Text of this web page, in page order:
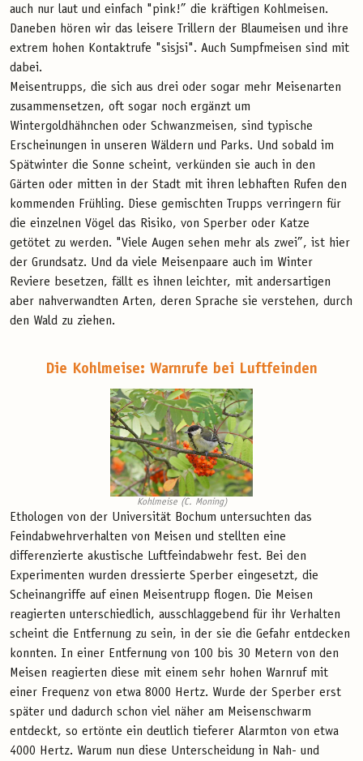
auch nur laut und einfach "pink!” die kräftigen Kohlmeisen.
Daneben hören wir das leisere Trillern der Blaumeisen und ihre
extrem hohen Kontaktrufe "sisjsi". Auch Sumpfmeisen sind mit
dabei.
Meisentrupps, die sich aus drei oder sogar mehr Meisenarten
zusammensetzen, oft sogar noch ergänzt um
Wintergoldhähnchen oder Schwanzmeisen, sind typische
Erscheinungen in unseren Wäldern und Parks. Und sobald im
Spätwinter die Sonne scheint, verkünden sie auch in den
Gärten oder mitten in der Stadt mit ihren lebhaften Rufen den
kommenden Frühling. Diese gemischten Trupps verringern für
die einzelnen Vögel das Risiko, von Sperber oder Katze
getötet zu werden. "Viele Augen sehen mehr als zwei”, ist hier
der Grundsatz. Und da viele Meisenpaare auch im Winter
Reviere besetzen, fällt es ihnen leichter, mit andersartigen
aber nahverwandten Arten, deren Sprache sie verstehen, durch
den Wald zu ziehen.
Die Kohlmeise: Warnrufe bei Luftfeinden
Kohlmeise (C. Moning)
Ethologen von der Universität Bochum untersuchten das
Feindabwehrverhalten von Meisen und stellten eine
differenzierte akustische Luftfeindabwehr fest. Bei den
Experimenten wurden dressierte Sperber eingesetzt, die
Scheinangriffe auf einen Meisentrupp flogen. Die Meisen
reagierten unterschiedlich, ausschlaggebend für ihr Verhalten
scheint die Entfernung zu sein, in der sie die Gefahr entdecken
konnten. In einer Entfernung von 100 bis 30 Metern von den
Meisen reagierten diese mit einem sehr hohen Warnruf mit
einer Frequenz von etwa 8000 Hertz. Wurde der Sperber erst
später und dadurch schon viel näher am Meisenschwarm
entdeckt, so ertönte ein deutlich tieferer Alarmton von etwa
4000 Hertz. Warum nun diese Unterscheidung in Nah- und